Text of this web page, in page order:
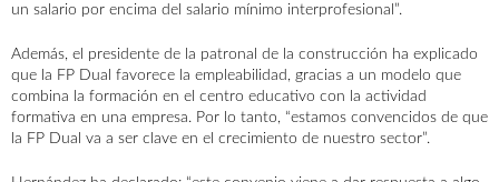
un salario por encima del salario mínimo interprofesional”.
Además, el presidente de la patronal de la construcción ha explicado
que la FP Dual favorece la empleabilidad, gracias a un modelo que
combina la formación en el centro educativo con la actividad
formativa en una empresa. Por lo tanto, “estamos convencidos de que
la FP Dual va a ser clave en el crecimiento de nuestro sector”.